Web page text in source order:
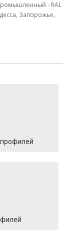
- RAL
Запорожье,